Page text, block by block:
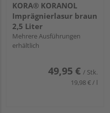
KORA® KORANOL
Imprägnierlasur braun
2,5 Liter
Mehrere Ausführungen
erhältlich
49,95 € / Stk.
19,98 € / l